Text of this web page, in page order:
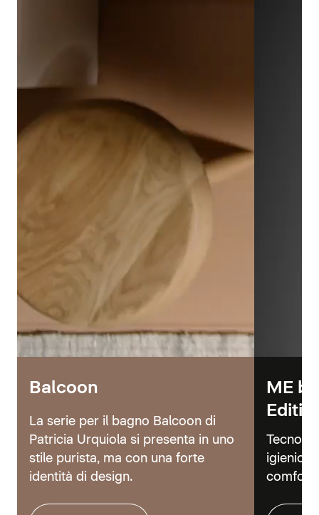
Balcoon
La serie per il bagno Balcoon di
Patricia Urquiola si presenta in uno
stile purista, ma con una forte
identità di design.
ME
igienici
comfort.